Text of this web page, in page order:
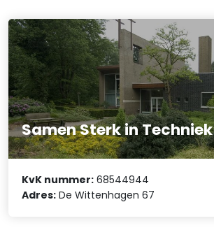
Samen Sterk in Techniek
KvK nummer: 68544944
Adres: De Wittenhagen 67